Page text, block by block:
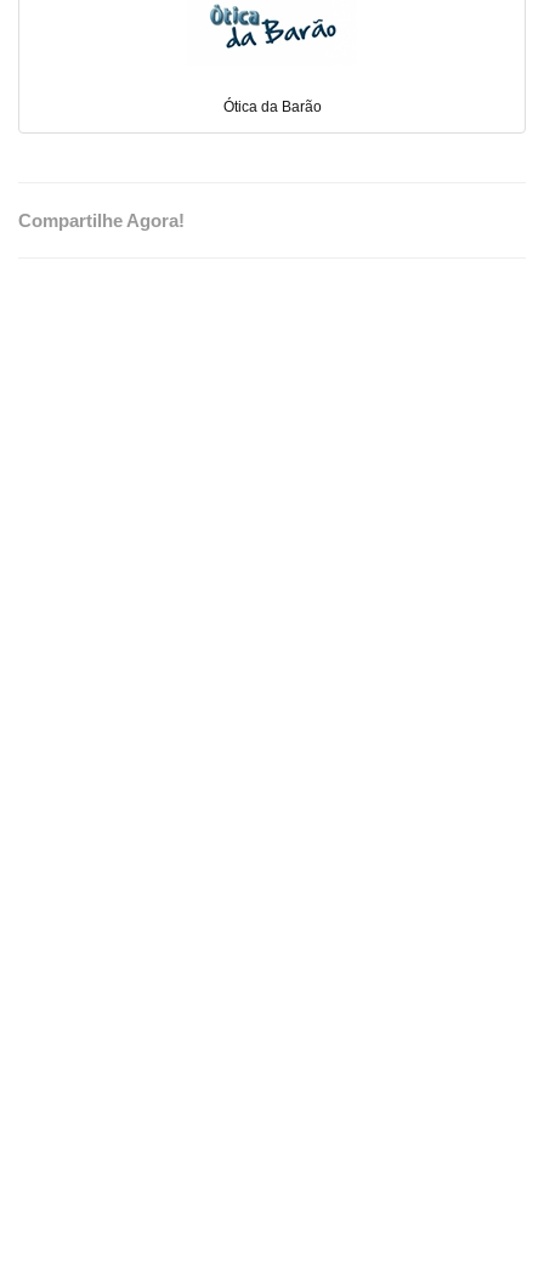
Ótica da Barão
Compartilhe Agora!